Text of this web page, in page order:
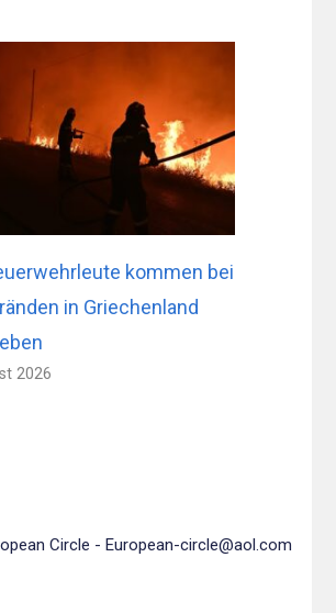
kommen bei
in Griechenland
2026
Circle - European-circle@aol.com